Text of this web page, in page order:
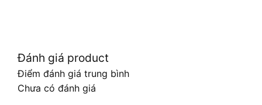
Đánh giá product
Điểm đánh giá trung bình
Chưa có đánh giá